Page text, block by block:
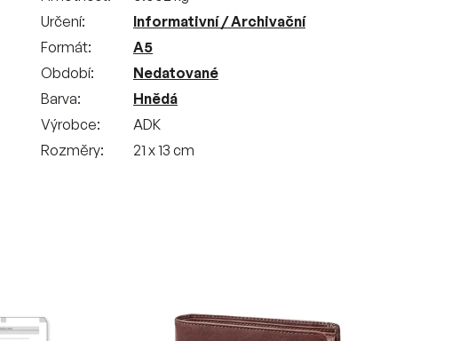
Určení
Informativní / Archivační
Formát
A5
Období
Nedatované
Barva
Hnědá
Výrobce
ADK
Rozměry
21 x 13 cm